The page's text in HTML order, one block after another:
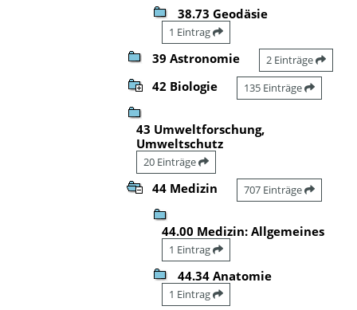
38.73 Geodäsie
1 Eintrag
39 Astronomie 2 Einträge
42 Biologie 135 Einträge
43 Umweltforschung,
Umweltschutz
20 Einträge
44 Medizin 707 Einträge
44.00 Medizin: Allgemeines
1 Eintrag
44.34 Anatomie
1 Eintrag